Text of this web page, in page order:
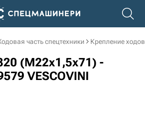
часть спецтехники Крепление
(M22x1,5x71) -
VESCOVINI